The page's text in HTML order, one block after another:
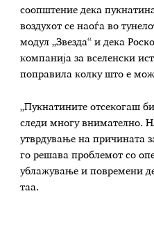
соопштение дека
воздухот се наоѓа во
модул „Звезда“ и дека
компанија за вселенски
поправила колку што е
„Пукнатините отсекогаш
следи многу внимателно.
утврдување на причината
го решава проблемот со
ублажување и повремени
таа.